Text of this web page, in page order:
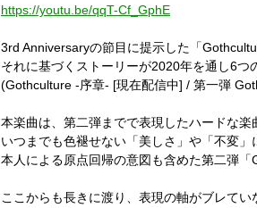
https://youtu.be/qqT-Cf_GphE
3rd Anniversaryの節目に提示した「
それに基づくストーリーが2020年を通し6つ
(Gothculture -序章- [現在配信中] / 第一弾
本楽曲は、第二弾までで表現したハードな楽
いつまでも色褪せない「美しさ」や「不変
本人による原点回帰の意図も含めた第二弾
ここからも長きに渡り、表現の軸がブレてい